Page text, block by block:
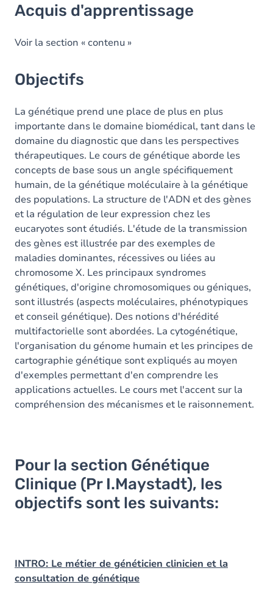
Objectifs
Contenu
Acquis d'apprentissage
Voir la section « contenu »
Objectifs
La génétique prend une place de plus en plus
importante dans le domaine biomédical, tant dans le
domaine du diagnostic que dans les perspectives
thérapeutiques. Le cours de génétique aborde les
concepts de base sous un angle spécifiquement
humain, de la génétique moléculaire à la génétique
des populations. La structure de l'ADN et des gènes
et la régulation de leur expression chez les
eucaryotes sont étudiés. L'étude de la transmission
des gènes est illustrée par des exemples de
maladies dominantes, récessives ou liées au
chromosome X. Les principaux syndromes
génétiques, d'origine chromosomiques ou géniques,
sont illustrés (aspects moléculaires, phénotypiques
et conseil génétique). Des notions d'hérédité
multifactorielle sont abordées. La cytogénétique,
l'organisation du génome humain et les principes de
cartographie génétique sont expliqués au moyen
d'exemples permettant d'en comprendre les
applications actuelles. Le cours met l'accent sur la
compréhension des mécanismes et le raisonnement.
Pour la section Génétique
Clinique (Pr I.Maystadt), les
objectifs sont les suivants:
INTRO: Le métier de généticien clinicien et la
consultation de génétique